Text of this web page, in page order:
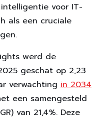
voor IT-
als een cruciale
werd de
geschat op 2,23
verwachting in 2034
een samengesteld
van 21,4%. Deze